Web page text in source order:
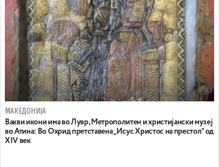
МАКЕДОНИЈА
Вакви икони има во Лувр, Метрополитен и христијански музеј
во Атина: Во Охрид претставена „Исус Христос на престол“ од
XIV век